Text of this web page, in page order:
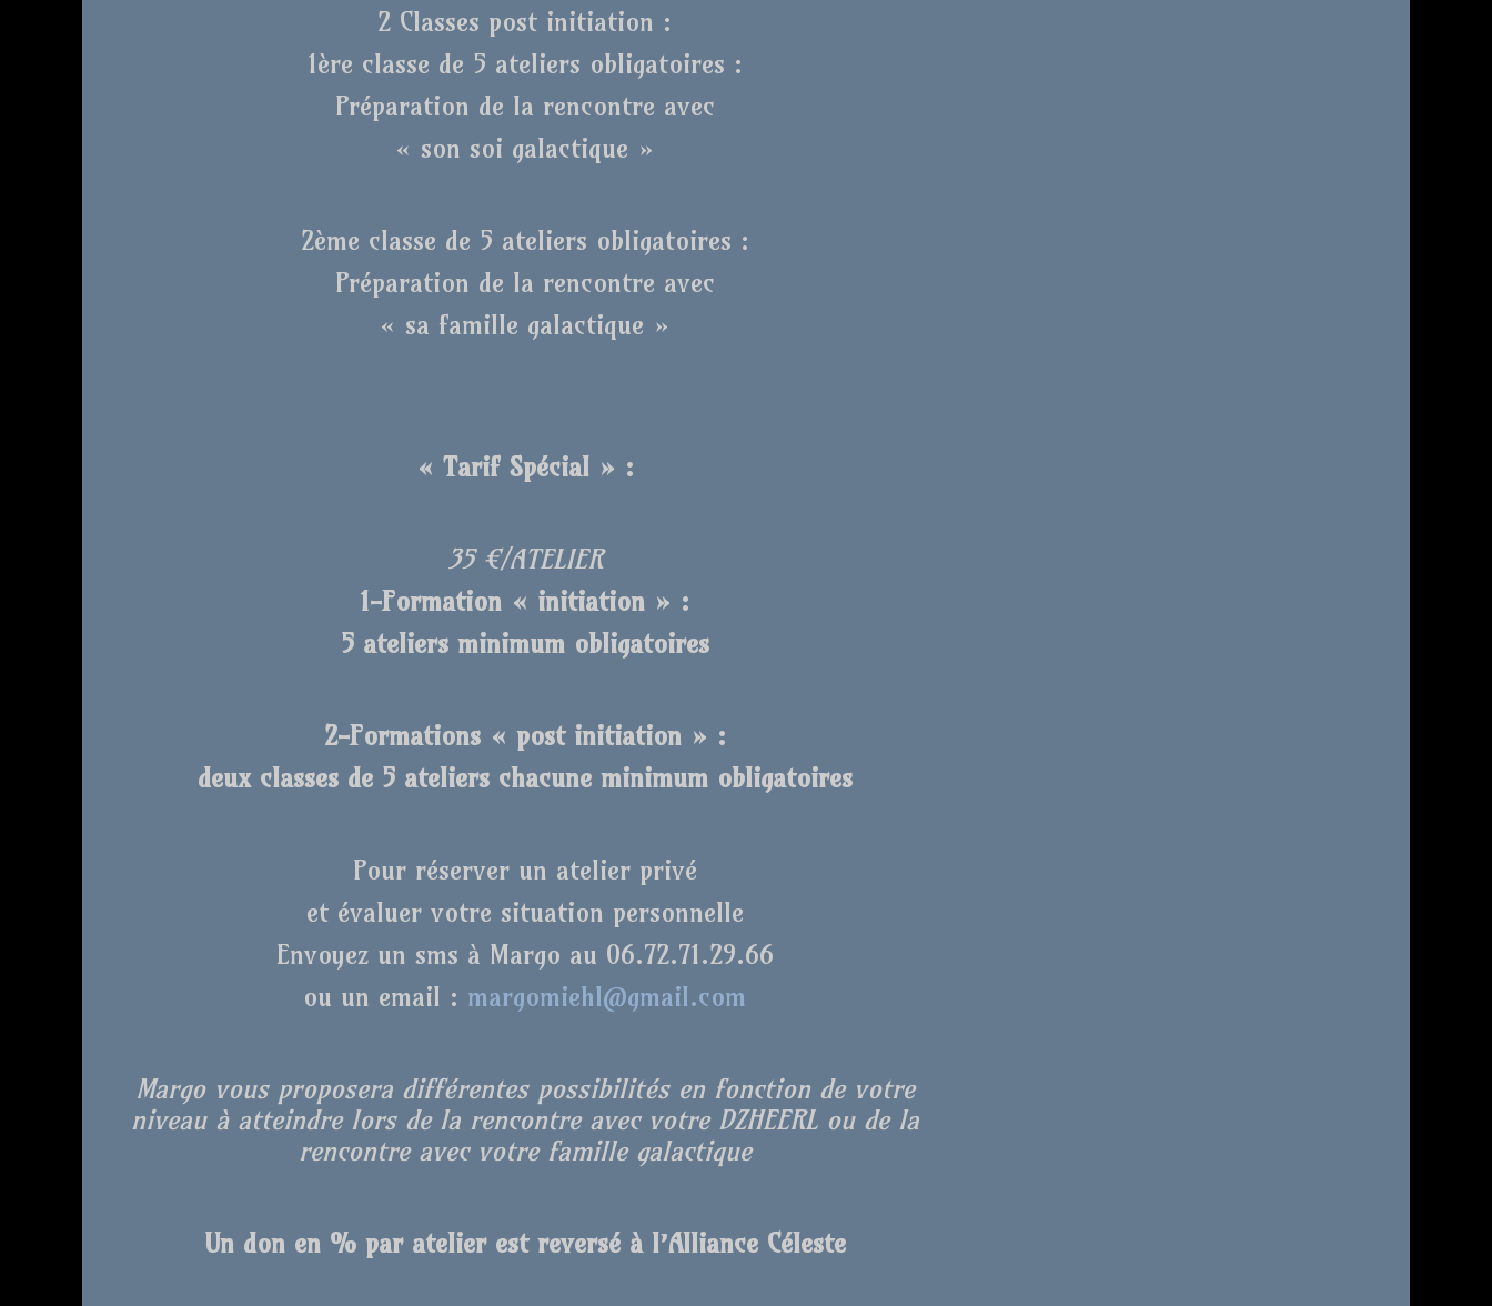
2 Classes post initiation :
1ère classe de 5 ateliers obligatoires :
Préparation de la rencontre avec
« son soi galactique »
2ème classe de 5 ateliers obligatoires :
Préparation de la rencontre avec
« sa famille galactique »
« Tarif Spécial » :
35 €/ATELIER
1-Formation « initiation » :
5 ateliers minimum obligatoires
2-Formations « post initiation » :
deux classes de 5 ateliers chacune minimum obligatoires
Pour réserver un atelier privé
et évaluer votre situation personnelle
Envoyez un sms à Margo au 06.72.71.29.66
ou un email : margomiehl@gmail.com
Margo vous proposera différentes possibilités en fonction de votre
niveau à atteindre lors de la rencontre avec votre DZHEERL ou de la
rencontre avec votre famille galactique
Un don en % par atelier est reversé à l’Alliance Céleste